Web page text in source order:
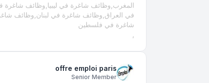
المغرب,وظائف شاغرة في ليبيا,وظائف
في العراق,وظائف شاغرة في لبنان,وظائف
شاغرة في فلسطين
offre emploi paris
Senior Member